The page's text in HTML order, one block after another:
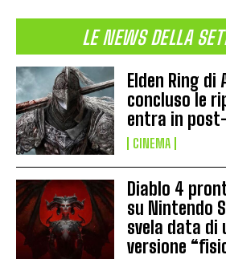
LE NEWS DELLA
Elden Ring di
concluso le
entra in
CINEMA
Diablo 4
su Nintendo
svela data di
versione